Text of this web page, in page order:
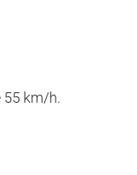
55 km/h.